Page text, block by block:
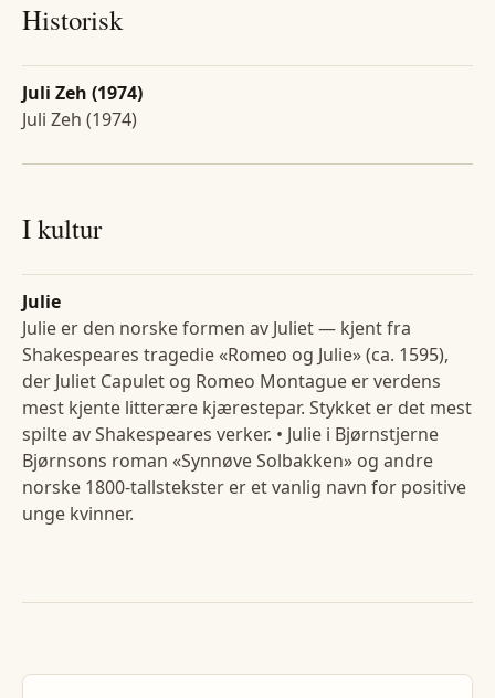
Historisk
Juli Zeh (1974)
Juli Zeh (1974)
I kultur
Julie
Julie er den norske formen av Juliet — kjent fra
Shakespeares tragedie «Romeo og Julie» (ca. 1595),
der Juliet Capulet og Romeo Montague er verdens
mest kjente litterære kjærestepar. Stykket er det mest
spilte av Shakespeares verker. • Julie i Bjørnstjerne
Bjørnsons roman «Synnøve Solbakken» og andre
norske 1800-tallstekster er et vanlig navn for positive
unge kvinner.